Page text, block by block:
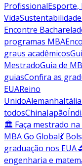
ProfissionalEsporte,
Vida
Encontre
programas MBA
graus acadêmicos
MestradoGuia de
guiasConfira as
EUAReino
UnidoAlemanhaItália
todosChinaJapão
🏛 Faça mestrado na
MBA Go Global💃
graduação nos EUA
engenharia e